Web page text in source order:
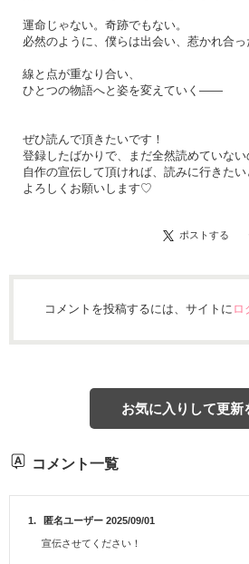
運命じゃない。奇跡でもない。
必然のように、僕らは出会い、惹かれ合っ
線と点が重なり合い、
ひとつの物語へと姿を変えていく――
ぜひ読んで頂きたいです！
登録したばかりで、まだ全然読めていな
自作の宣伝して頂ければ、読みに行きたい
よろしくお願いします♡
ポストする
コメントを投稿するには、サイトに ロ
お気に入りして更新
コメント一覧
1. 匿名ユーザー 2025/09/01
宣伝させてください！